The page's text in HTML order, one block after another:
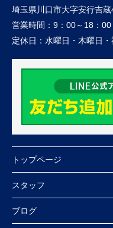
埼玉県川口市大字安行吉
営業時間： 9：00～18：00
定休日： 水曜日・木曜日・
トップページ
スタッフ
ブログ